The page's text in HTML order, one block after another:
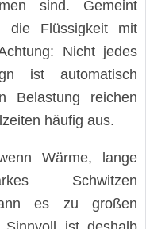
sind. Gemeint
die Flüssigkeit mit
Nicht jedes
ist automatisch
Belastung reichen
häufig aus.
Wärme, lange
Schwitzen
es zu großen